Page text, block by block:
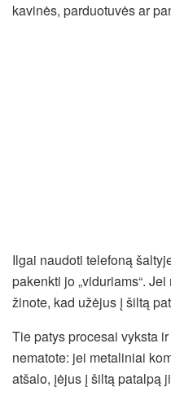
kavinės, parduotuvės ar
Ilgai naudoti telefoną
pakenkti jo „viduriams“.
žinote, kad užėjus į šiltą
Tie patys procesai vyksta
nematote: jei metaliniai
atšalo, įėjus į šiltą patalpą